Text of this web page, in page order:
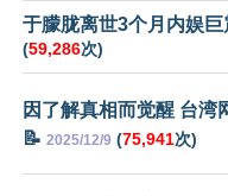
于朦胧离世3个月内娱
(59,286次)
因了解真相而觉醒 台湾
📝 2025/12/9 (75,941次)